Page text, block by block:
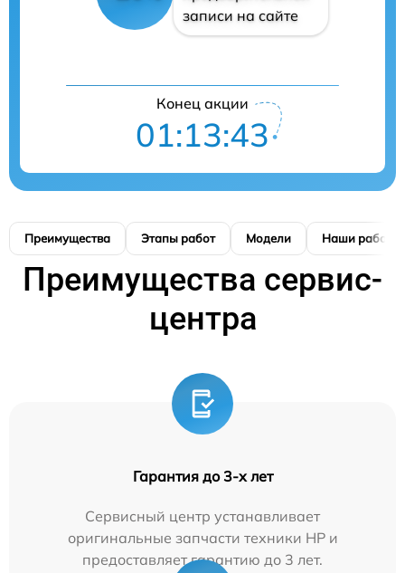
записи на сайте
Конец акции
01:13:42
Преимущества Этапы работ Модели Наши работы
Преимущества сервис-
центра
Гарантия до 3-х лет
Сервисный центр устанавливает
оригинальные запчасти техники HP и
предоставляет гарантию до 3 лет.